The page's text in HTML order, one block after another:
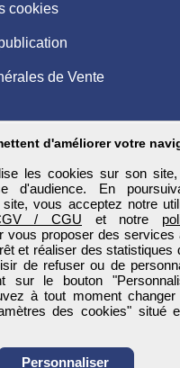
d'améliorer votre
les cookies sur son
d'audience. En
vous acceptez notre
/ CGU et notre
vous proposer des services
et réaliser des statistiques
de refuser ou de
sur le bouton
à tout moment
des cookies" situé
Personnaliser
cookies
de Vente